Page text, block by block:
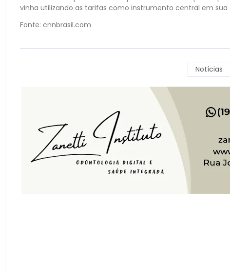
vinha utilizando as tarifas como instrumento central em
Fonte: cnnbrasil.com
Notícias